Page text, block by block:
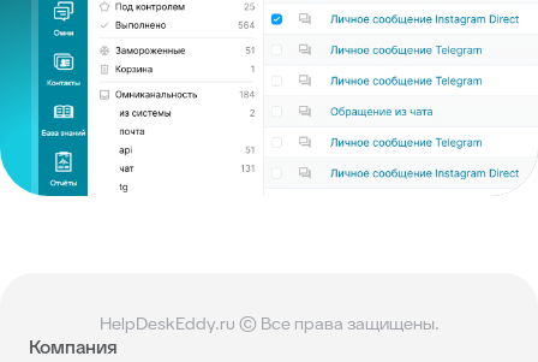
HelpDeskEddy.ru © Все права защищены.
Компания